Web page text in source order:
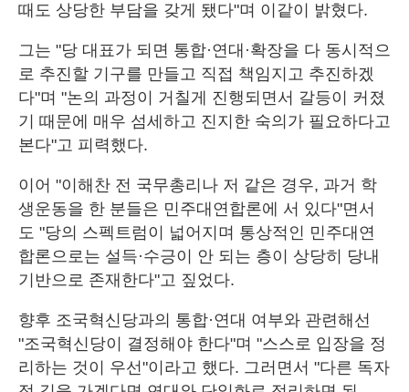
때도 상당한 부담을 갖게 됐다"며 이같이 밝혔다.
그는 "당 대표가 되면 통합·연대·확장을 다 동시적으
로 추진할 기구를 만들고 직접 책임지고 추진하겠
다"며 "논의 과정이 거칠게 진행되면서 갈등이 커졌
기 때문에 매우 섬세하고 진지한 숙의가 필요하다고
본다"고 피력했다.
이어 "이해찬 전 국무총리나 저 같은 경우, 과거 학
생운동을 한 분들은 민주대연합론에 서 있다"면서
도 "당의 스펙트럼이 넓어지며 통상적인 민주대연
합론으로는 설득·수긍이 안 되는 층이 상당히 당내
기반으로 존재한다"고 짚었다.
향후 조국혁신당과의 통합·연대 여부와 관련해선
"조국혁신당이 결정해야 한다"며 "스스로 입장을 정
리하는 것이 우선"이라고 했다. 그러면서 "다른 독자